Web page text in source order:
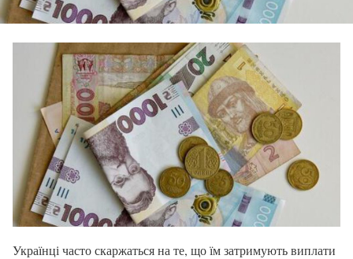
Українці часто скаржаться на те, що їм затримують виплати